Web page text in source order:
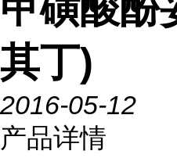
其丁)
2016-05-12
产品详情